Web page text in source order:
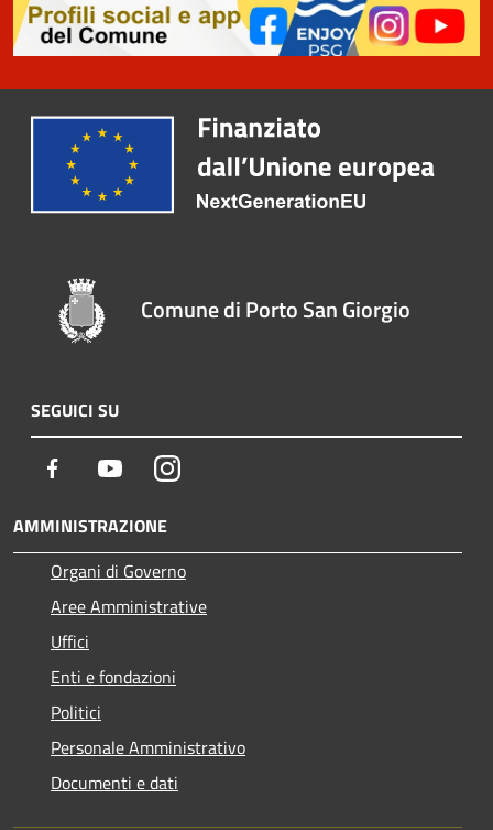
Comune di Porto San Giorgio
SEGUICI SU
Facebook YoutubeInstagram
AMMINISTRAZIONE
Organi di Governo
Aree Amministrative
Uffici
Enti e fondazioni
Politici
Personale Amministrativo
Documenti e dati